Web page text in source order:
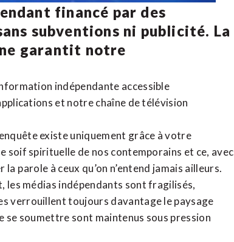
financé par des
subventions ni publicité. La
garantit notre
indépendante accessible
et notrechaîne de télévision
existe uniquement grâce à votre
soif spirituelle de nos contemporains et ce, avec
la parole à ceux qu’on n’entend jamais ailleurs.
les médias indépendants sont fragilisés,
verrouillent toujours davantage le paysage
soumettre sont maintenus sous pression